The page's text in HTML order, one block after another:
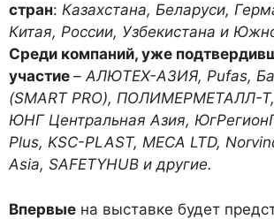
стран: Казахстана, Беларуси,
Китая, России, Узбекистана и
Среди компаний, уже
участие –АЛЮТЕХ-АЗИЯ, Pufas,
(SMART PRO), ПОЛИМЕРМЕТАЛЛ-
ЮНГ Центральная Азия,
Plus, KSC-PLAST, МЕСА LTD,
Asia, SAFETYHUB и другие.
Впервые на выставке будет